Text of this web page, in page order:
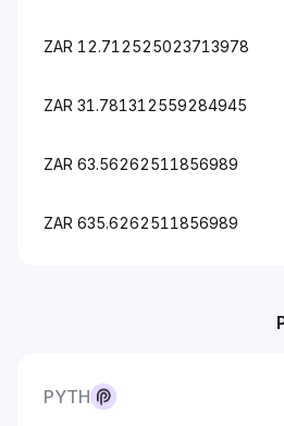
12.712525023713978 ZAR
31.781312559284945 ZAR
63.56262511856989 ZAR
635.6262511856989 ZAR
PYTH